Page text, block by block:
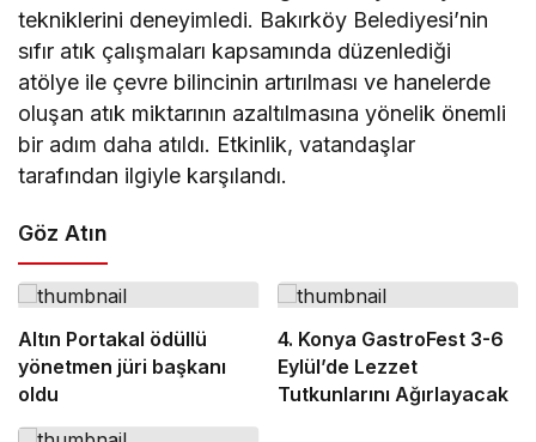
tekniklerini deneyimledi. Bakırköy Belediyesi’nin
sıfır atık çalışmaları kapsamında düzenlediği
atölye ile çevre bilincinin artırılması ve hanelerde
oluşan atık miktarının azaltılmasına yönelik önemli
bir adım daha atıldı. Etkinlik, vatandaşlar
tarafından ilgiyle karşılandı.
Göz Atın
Altın Portakal ödüllü
yönetmen jüri başkanı
oldu
4. Konya GastroFest 3-6
Eylül’de Lezzet
Tutkunlarını Ağırlayacak